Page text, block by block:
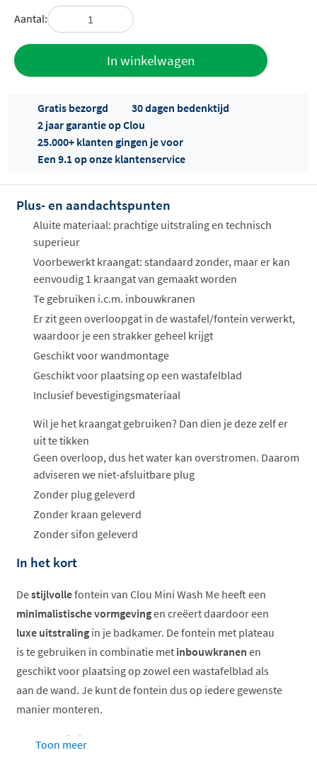
Aantal:
In winkelwagen
Offertes
ophalen...
Gratis bezorgd
30 dagen bedenktijd
2 jaar garantie op Clou
25.000+ klanten gingen je voor
Een 9.1 op onze klantenservice
Plus- en aandachtspunten
Aluite materiaal: prachtige uitstraling en technisch
superieur
Voorbewerkt kraangat: standaard zonder, maar er kan
eenvoudig 1 kraangat van gemaakt worden
Te gebruiken i.c.m. inbouwkranen
Er zit geen overloopgat in de wastafel/fontein verwerkt,
waardoor je een strakker geheel krijgt
Geschikt voor wandmontage
Geschikt voor plaatsing op een wastafelblad
Inclusief bevestigingsmateriaal
Wil je het kraangat gebruiken? Dan dien je deze zelf er
uit te tikken
Geen overloop, dus het water kan overstromen. Daarom
adviseren we niet-afsluitbare plug
Zonder plug geleverd
Zonder kraan geleverd
Zonder sifon geleverd
In het kort
Destijlvollefontein van Clou Mini Wash Me heeft een
minimalistischevormgevingen creëert daardoor een
luxe uitstraling in je badkamer. De fontein met plateau
is te gebruiken in combinatie met inbouwkranen en
geschikt voor plaatsing op zowel een wastafelblad als
aan de wand. Je kunt de fontein dus op iedere gewenste
manier monteren.
In de fontein is geen kraangat en
Toon meer